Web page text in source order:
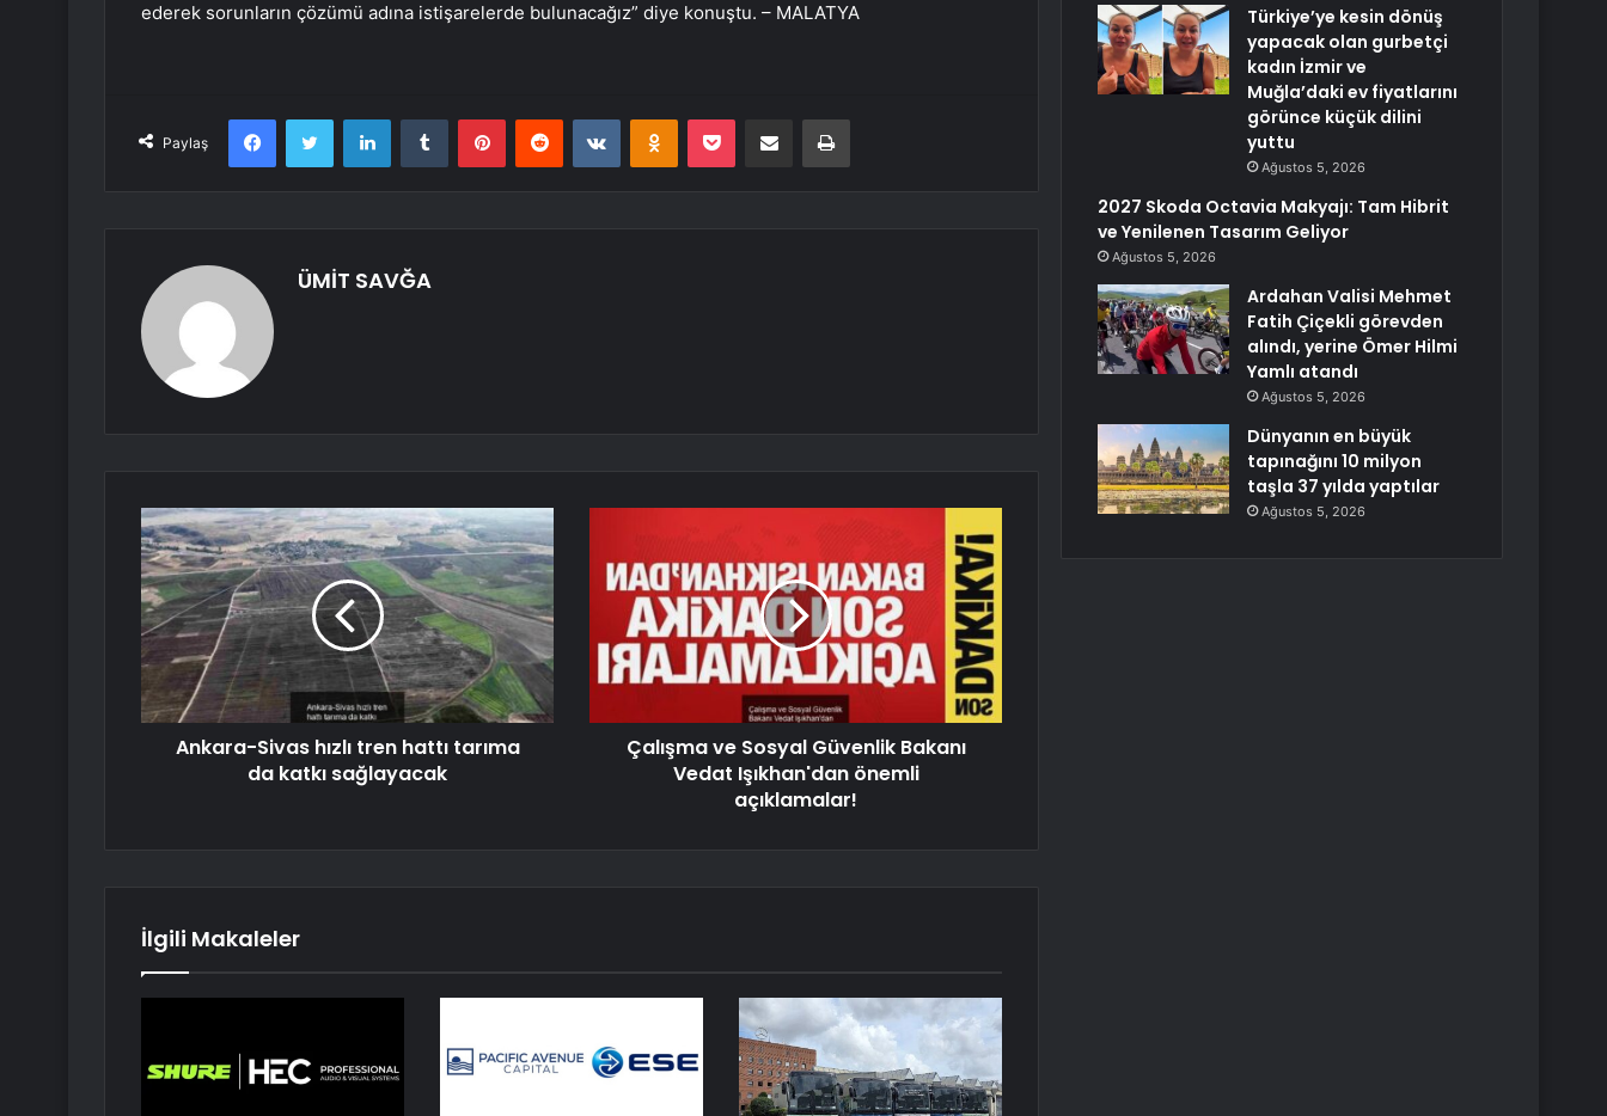
ederek sorunların çözümü adına istişarelerde bulunacağız” diye konuştu. – MALATYA
Paylaş
FacebookTwitter LinkedInTumblr PinterestReddit VKontakteOdnoklassniki
Pocket E-Posta ile paylaş Yazdır
ÜMİT SAVĞA
Ankara-Sivas hızlı tren hattı tarıma
da katkı sağlayacak
Çalışma ve Sosyal Güvenlik Bakanı
Vedat Işıkhan'dan önemli
açıklamalar!
İlgili Makaleler
Türkiye’ye kesin dönüş
yapacak olan gurbetçi
kadın İzmir ve
Muğla’daki ev fiyatlarını
görünce küçük dilini
yuttu
Ağustos 5, 2026
2027 Skoda Octavia Makyajı: Tam Hibrit
ve Yenilenen Tasarım Geliyor
Ağustos 5, 2026
Ardahan Valisi Mehmet
Fatih Çiçekli görevden
alındı, yerine Ömer Hilmi
Yamlı atandı
Ağustos 5, 2026
Dünyanın en büyük
tapınağını 10 milyon
taşla 37 yılda yaptılar
Ağustos 5, 2026